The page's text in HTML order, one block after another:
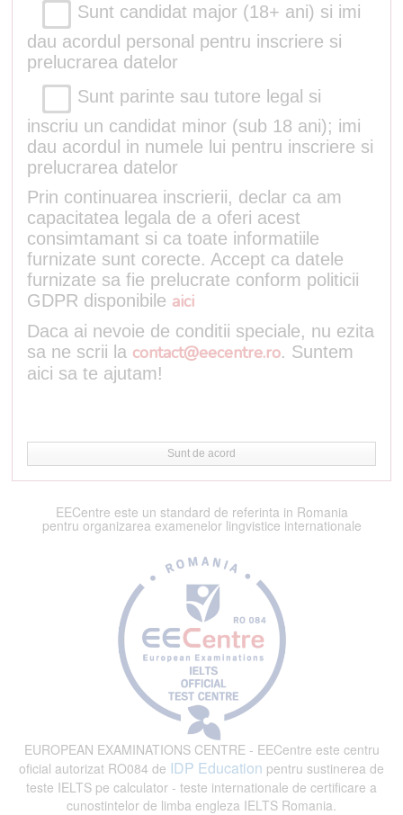
Sunt candidat major (18+ ani) si imi
dau acordul personal pentru inscriere si
prelucrarea datelor
Sunt parinte sau tutore legal si
inscriu un candidat minor (sub 18 ani); imi
dau acordul in numele lui pentru inscriere si
prelucrarea datelor
Prin continuarea inscrierii, declar ca am
capacitatea legala de a oferi acest
consimtamant si ca toate informatiile
furnizate sunt corecte. Accept ca datele
furnizate sa fie prelucrate conform politicii
GDPR disponibile aici
Daca ai nevoie de conditii speciale, nu ezita
sa ne scrii la contact@eecentre.ro. Suntem
aici sa te ajutam!
Sunt de acord
EECentre este un standard de referinta in Romania
pentru organizarea examenelor lingvistice internationale
EUROPEAN EXAMINATIONS CENTRE - EECentre este centru
oficial autorizat RO084 de IDP Education pentru sustinerea de
teste IELTS pe calculator - teste internationale de certificare a
cunostintelor de limba engleza IELTS Romania.